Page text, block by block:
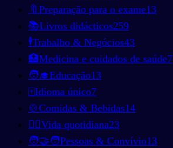
🔖 Preparação para o exame13
📚Livros didácticos259
🕴️Trabalho & Negócios43
🏥Medicina e cuidados de saúde7
🧑‍🎓Educação13
🀄Idioma único7
🍲Comidas & Bebidas14
🚶‍♂️Vida quotidiana23
🧑‍🤝‍🧑Pessoas & Convívio13